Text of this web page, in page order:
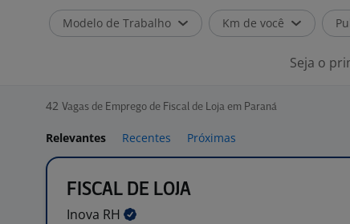
Modelo de Trabalho Km de você
Seja o
42 Vagas de Emprego de Fiscal de Loja em Paraná
Relevantes Recentes Próximas
FISCAL DE LOJA
Inova RH